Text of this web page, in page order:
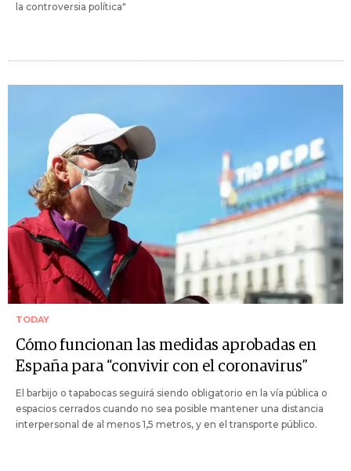
la controversia política"
TODAY
Cómo funcionan las medidas aprobadas en
España para “convivir con el coronavirus”
El barbijo o tapabocas seguirá siendo obligatorio en la vía pública o
espacios cerrados cuando no sea posible mantener una distancia
interpersonal de al menos 1,5 metros, y en el transporte público.